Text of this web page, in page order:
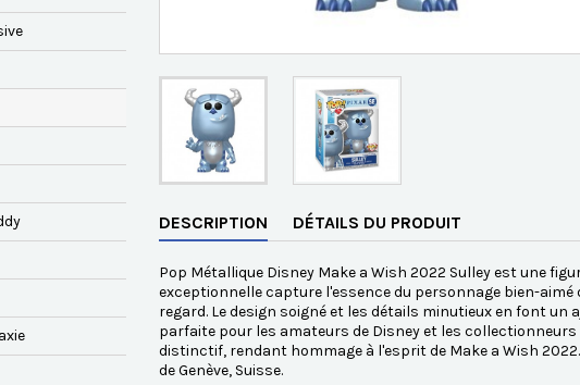
DESCRIPTION DÉTAILS DU PRODUIT
Pop Métallique Disney Make a Wish 2022 Sulley est une
exceptionnelle capture l'essence du personnage bien-
regard. Le design soigné et les détails minutieux en font
parfaite pour les amateurs de Disney et les
distinctif, rendant hommage à l'esprit de Make a Wish
de Genève, Suisse.